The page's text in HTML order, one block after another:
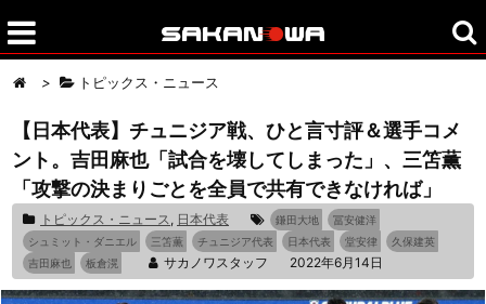
> トピックス・ニュース
【日本代表】チュニジア戦、ひと言寸評＆選手コメ
ント。吉田麻也「試合を壊してしまった」、三笘薫
「攻撃の決まりごとを全員で共有できなければ」
トピックス・ニュース, 日本代表 鎌田大地
冨安健洋
シュミット・ダニエル
三笘薫 チュニジア代表 日本代表 堂安律
久保建英
吉田麻也
板倉滉 サカノワスタッフ 2022年6月14日